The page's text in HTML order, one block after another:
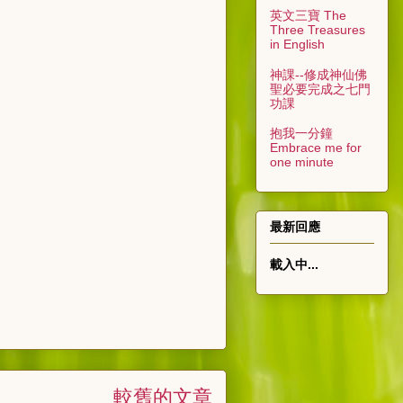
較舊的文章
英文三寶 The
Three Treasures
in English
神課--修成神仙佛
聖必要完成之七門
功課
抱我一分鐘
Embrace me for
one minute
最新回應
載入中...